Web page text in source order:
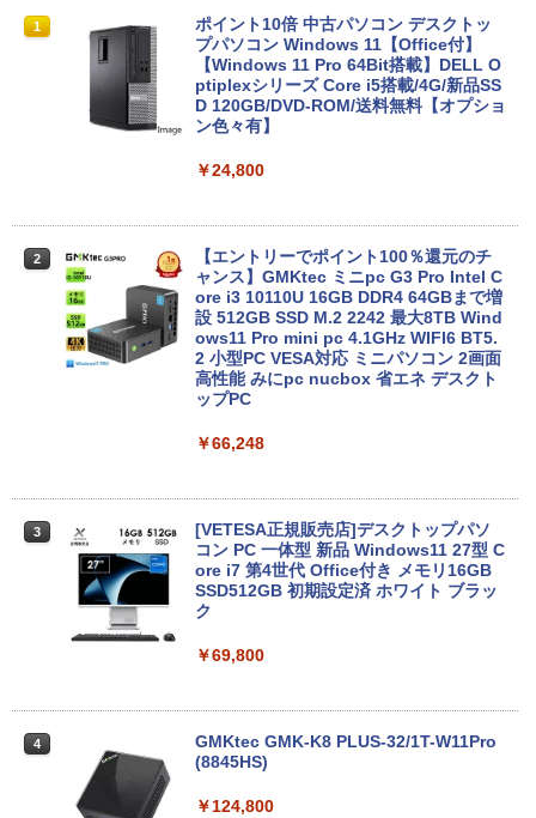
1
iiyama / ノートPC ゲーミングPC / Note
book Clevo W350SS_370SS / 第4世代C
ore i7 / グラフィックボード NVIDIA Cor
poration GM107M [GeForce GTX 860
M] 2GB / 光学ドライブ CDDVDW SN-20
8FB / メモリ 8GB【中古品】
￥11,000
2
Panasonic CF-SV8RDAVS Core i5 836
5U 1.6GHz/8GB/256GB(SSD)/Multi/12.1
W/WUXGA(1920x1200)/Win11 パーム変
色あり【中古】【20260729】
￥13,300
中古ノートパソコン 中古PC Windows11
ラ ドライブ 選択可 Bluetooth 型落ちモ
デル ノートPC 有名メーカー
￥13,800
解像QHD(2160x1440) タッチパネル Cor
e i5-7300U vPro メモリ8GB SSD256GB
無料 中古パソコン
1
ポイント10倍 中古パソコン デスクトッ
プパソコン Windows 11【Office付】
【Windows 11 Pro 64Bit搭載】DELL O
ptiplexシリーズ Core i5搭載/4G/新品SS
D 120GB/DVD-ROM/送料無料【オプショ
ン色々有】
￥24,800
2
【エントリーでポイント100％還元のチ
ャンス】GMKtec ミニpc G3 Pro Intel C
ore i3 10110U 16GB DDR4 64GBまで増
設 512GB SSD M.2 2242 最大8TB Wind
ows11 Pro mini pc 4.1GHz WIFI6 BT5.
2 小型PC VESA対応 ミニパソコン 2画面
高性能 みにpc nucbox 省エネ デスクト
ップPC
￥66,248
3
[VETESA正規販売店]デスクトップパソ
コン PC 一体型 新品 Windows11 27型 C
ore i7 第4世代 Office付き メモリ16GB
SSD512GB 初期設定済 ホワイト ブラッ
ク
￥69,800
4
GMKtec GMK-K8 PLUS-32/1T-W11Pro
(8845HS)
￥124,800